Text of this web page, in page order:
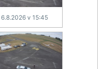
6.8.2026 v 15:45